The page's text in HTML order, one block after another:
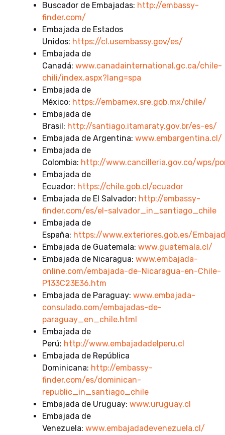
Buscador de Embajadas: http://embassy-
finder.com/
Embajada de Estados
Unidos: https://cl.usembassy.gov/es/
Embajada de
Canadá: www.canadainternational.gc.ca/chile-
chili/index.aspx?lang=spa
Embajada de
México: https://embamex.sre.gob.mx/chile/
Embajada de
Brasil: http://santiago.itamaraty.gov.br/es-es/
Embajada de Argentina: www.embargentina.cl/
Embajada de
Colombia: http://www.cancilleria.gov.co/wps/
Embajada de
Ecuador: https://chile.gob.cl/ecuador
Embajada de El Salvador: http://embassy-
finder.com/es/el-salvador_in_santiago_chile
Embajada de
España: https://www.exteriores.gob.es/
Embajada de Guatemala: www.guatemala.cl/
Embajada de Nicaragua: www.embajada-
online.com/embajada-de-Nicaragua-en-Chile-
P133C23E36.htm
Embajada de Paraguay: www.embajada-
consulado.com/embajadas-de-
paraguay_en_chile.html
Embajada de
Perú: http://www.embajadadelperu.cl
Embajada de República
Dominicana: http://embassy-
finder.com/es/dominican-
republic_in_santiago_chile
Embajada de Uruguay: www.uruguay.cl
Embajada de
Venezuela: www.embajadadevenezuela.cl/